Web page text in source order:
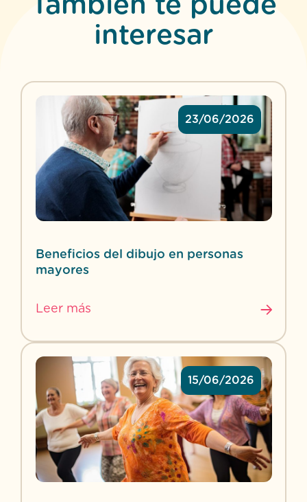
interesar
23/06/2026
Beneficios del dibujo en personas
mayores
Leer más
15/06/2026